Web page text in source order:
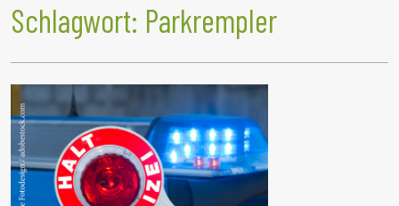
Schlagwort: Parkrempler